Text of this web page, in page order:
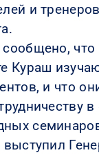
и тренеров
что
Кураш
и что
выступил